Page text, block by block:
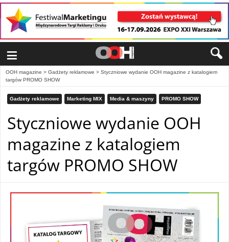
≡
OOH magazine > Gadżety reklamowe > Styczniowe wydanie OOH magazine z katalogiem
targów PROMO SHOW
Gadżety reklamowe Marketing MIX Media & maszyny PROMO SHOW
Styczniowe wydanie OOH
magazine z katalogiem
targów PROMO SHOW